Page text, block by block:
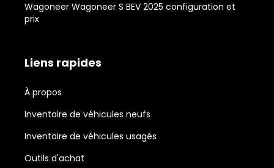
Wagoneer Wagoneer S BEV 2025 configuration et
prix
Liens rapides
À propos
Inventaire de véhicules neufs
Inventaire de véhicules usagés
Outils d'achat